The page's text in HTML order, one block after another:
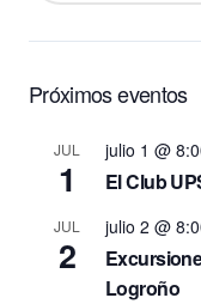
Próximos eventos
JUL
1
julio 1 @
El Club
JUL
2
julio 2 @
Logroño